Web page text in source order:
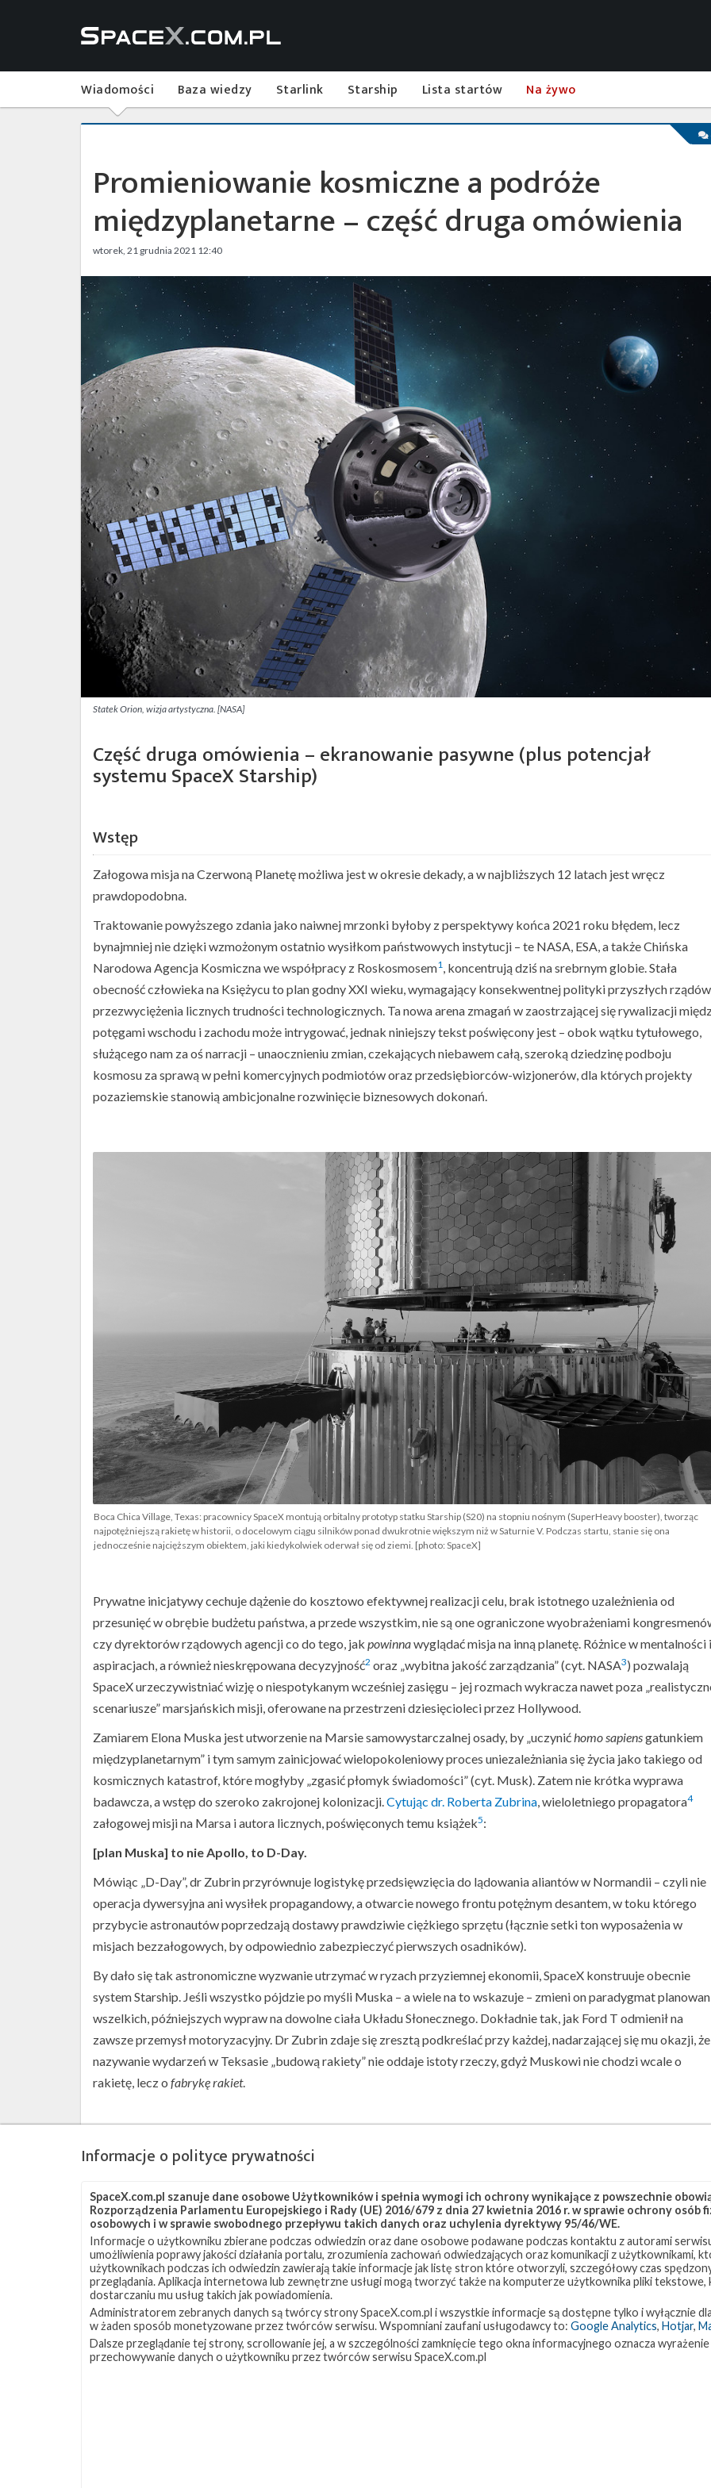
Wiadomości Baza wiedzy Starlink Starship Lista startów Na żywo
Promieniowanie kosmiczne a podróże
międzyplanetarne – część druga omówienia
wtorek, 21 grudnia 2021 12:40
Statek Orion, wizja artystyczna. [NASA]
Statek
Orion,
wizja
artystyczna.
[NASA]
Część druga omówienia – ekranowanie pasywne (plus potencjał
systemu SpaceX Starship)
Wstęp
Załogowa misja na Czerwoną Planetę możliwa jest w okresie dekady, a w najbliższych 12 latach jest wręcz
prawdopodobna.
Traktowanie powyższego zdania jako naiwnej mrzonki byłoby z perspektywy końca 2021 roku błędem, lecz
bynajmniej nie dzięki wzmożonym ostatnio wysiłkom państwowych instytucji – te NASA, ESA, a także Chińska
Narodowa Agencja Kosmiczna we współpracy z Roskosmosem1 , koncentrują dziś na srebrnym globie. Stała
obecność człowieka na Księżycu to plan godny XXI wieku, wymagający konsekwentnej polityki przyszłych
przezwyciężenia licznych trudności technologicznych. Ta nowa arena zmagań w zaostrzającej się rywalizacji
potęgami wschodu i zachodu może intrygować, jednak niniejszy tekst poświęcony jest – obok wątku tytułowego,
służącego nam za oś narracji – unaocznieniu zmian, czekających niebawem całą, szeroką dziedzinę podboju
kosmosu za sprawą w pełni komercyjnych podmiotów oraz przedsiębiorców-wizjonerów, dla których projekty
pozaziemskie stanowią ambicjonalne rozwinięcie biznesowych dokonań.
Boca Chica Village, Texas: pracownicy SpaceX montują orbitalny prototyp statku Starship (S20) na stopniu nośnym (SuperHeavy booster), tworząc
najpotężniejszą rakietę w historii, o docelowym ciągu silników ponad dwukrotnie większym niż w Saturnie V. Podczas startu, stanie się ona
jednocześnie najcięższym obiektem, jaki kiedykolwiek oderwał się od ziemi. [photo: SpaceX]
Prywatne inicjatywy cechuje dążenie do kosztowo efektywnej realizacji celu, brak istotnego uzależnienia od
przesunięć w obrębie budżetu państwa, a przede wszystkim, nie są one ograniczone wyobrażeniami
czy dyrektorów rządowych agencji co do tego, jak powinnawyglądać misja na inną planetę. Różnice w mentalności i
aspiracjach, a również nieskrępowana decyzyjność2 oraz „wybitna jakość zarządzania” (cyt. NASA3) pozwalają
SpaceX urzeczywistniać wizję o niespotykanym wcześniej zasięgu – jej rozmach wykracza nawet poza
scenariusze” marsjańskich misji, oferowane na przestrzeni dziesięcioleci przez Hollywood.
Zamiarem Elona Muska jest utworzenie na Marsie samowystarczalnej osady, by „uczynićhomo sapiensgatunkiem
międzyplanetarnym” i tym samym zainicjować wielopokoleniowy proces uniezależniania się życia jako takiego od
kosmicznych katastrof, które mogłyby „zgasić płomyk świadomości” (cyt. Musk). Zatem nie krótka wyprawa
badawcza, a wstęp do szeroko zakrojonej kolonizacji.Cytując dr. Roberta Zubrina, wieloletniego propagatora4
załogowej misji na Marsa i autora licznych, poświęconych temu książek5:
[plan Muska] to nie Apollo, to D-Day.
Mówiąc „D-Day”, dr Zubrin przyrównuje logistykę przedsięwzięcia do lądowania aliantów w Normandii – czyli nie
operacja dywersyjna ani wysiłek propagandowy, a otwarcie nowego frontu potężnym desantem, w toku którego
przybycie astronautów poprzedzają dostawy prawdziwie ciężkiego sprzętu (łącznie setki ton wyposażenia w
misjach bezzałogowych, by odpowiednio zabezpieczyć pierwszych osadników).
By dało się tak astronomiczne wyzwanie utrzymać w ryzach przyziemnej ekonomii, SpaceX konstruuje obecnie
system Starship. Jeśli wszystko pójdzie po myśli Muska – a wiele na to wskazuje – zmieni on paradygmat
wszelkich, późniejszych wypraw na dowolne ciała Układu Słonecznego. Dokładnie tak, jak Ford T odmienił na
zawsze przemysł motoryzacyjny. Dr Zubrin zdaje się zresztą podkreślać przy każdej, nadarzającej się mu okazji, że
nazywanie wydarzeń w Teksasie „budową rakiety” nie oddaje istoty rzeczy, gdyż Muskowi nie chodzi wcale o
rakietę, lecz o fabrykę rakiet.
Informacje o polityce prywatności
SpaceX.com.pl szanuje dane osobowe Użytkowników i spełnia wymogi ich ochrony wynikające z powszechnie
Rozporządzenia Parlamentu Europejskiego i Rady (UE) 2016/679 z dnia 27 kwietnia 2016 r. w sprawie ochrony
osobowych i w sprawie swobodnego przepływu takich danych oraz uchylenia dyrektywy 95/46/WE.
Informacje o użytkowniku zbierane podczas odwiedzin oraz dane osobowe podawane podczas kontaktu z autorami
umożliwienia poprawy jakości działania portalu, zrozumienia zachowań odwiedzających oraz komunikacji z użytkownikami,
użytkownikach podczas ich odwiedzin zawierają takie informacje jak listę stron które otworzyli, szczegółowy czas
przeglądania. Aplikacja internetowa lub zewnętrzne usługi mogą tworzyć także na komputerze użytkownika pliki
dostarczaniu mu usług takich jak powiadomienia.
Administratorem zebranych danych są twórcy strony SpaceX.com.pl i wszystkie informacje są dostępne tylko i wyłącznie
w żaden sposób monetyzowane przez twórców serwisu. Wspomniani zaufani usługodawcy to: Google Analytics, Hotjar,
Dalsze przeglądanie tej strony, scrollowanie jej, a w szczególności zamknięcie tego okna informacyjnego oznacza
przechowywanie danych o użytkowniku przez twórców serwisu SpaceX.com.pl